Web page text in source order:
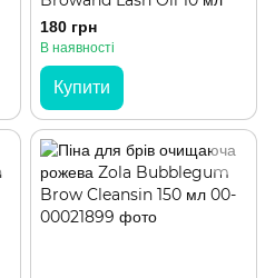
180 грн
В наявності
Купити